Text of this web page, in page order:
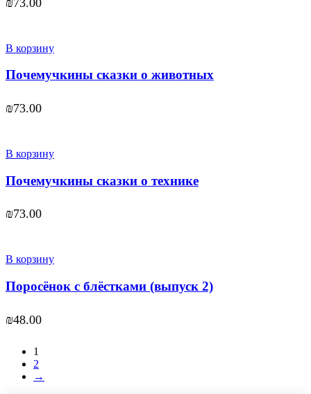
В корзину
Почемучкины сказки о животных
₪73.00
В корзину
Почемучкины сказки о технике
₪73.00
В корзину
Поросёнок с блёстками (выпуск 2)
₪48.00
1
2
→